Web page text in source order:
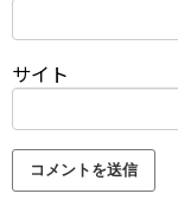
サイト